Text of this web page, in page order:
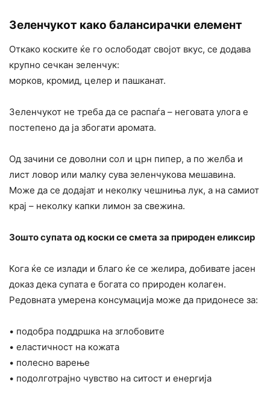
Зеленчукот како балансирачки елемент
Откако коските ќе го ослободат својот вкус, се додава
крупно сечкан зеленчук:
морков, кромид, целер и пашканат.
Зеленчукот не треба да се распаѓа – неговата улога е
постепено да ја збогати аромата.
Од зачини се доволни сол и црн пипер, а по желба и
лист ловор или малку сува зеленчукова мешавина.
Може да се додајат и неколку чешниња лук, а на самиот
крај – неколку капки лимон за свежина.
Зошто супата од коски се смета за природен еликсир
Кога ќе се излади и благо ќе се желира, добивате јасен
доказ дека супата е богата со природен колаген.
Редовната умерена консумација може да придонесе за:
• подобра поддршка на зглобовите
• еластичност на кожата
• полесно варење
• подолготрајно чувство на ситост и енергија